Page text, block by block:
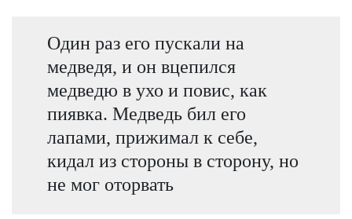
Один раз его пускали на
медведя, и он вцепился
медведю в ухо и повис, как
пиявка. Медведь бил его
лапами, прижимал к себе,
кидал из стороны в сторону, но
не мог оторвать